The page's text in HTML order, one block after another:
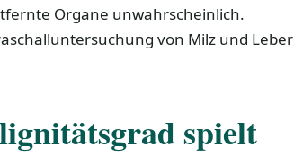
Organe unwahrscheinlich.
von Milz und Leber
spielt